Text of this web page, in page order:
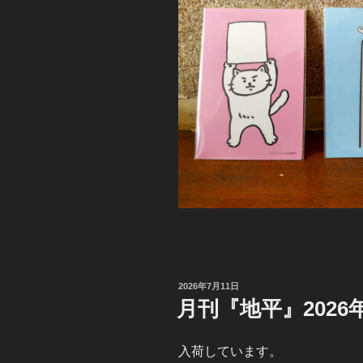
投
稿
日:
2026年7月11日
月刊『地平』2026
入荷しています。